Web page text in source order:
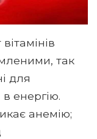
так
для
енергію.
анемію;